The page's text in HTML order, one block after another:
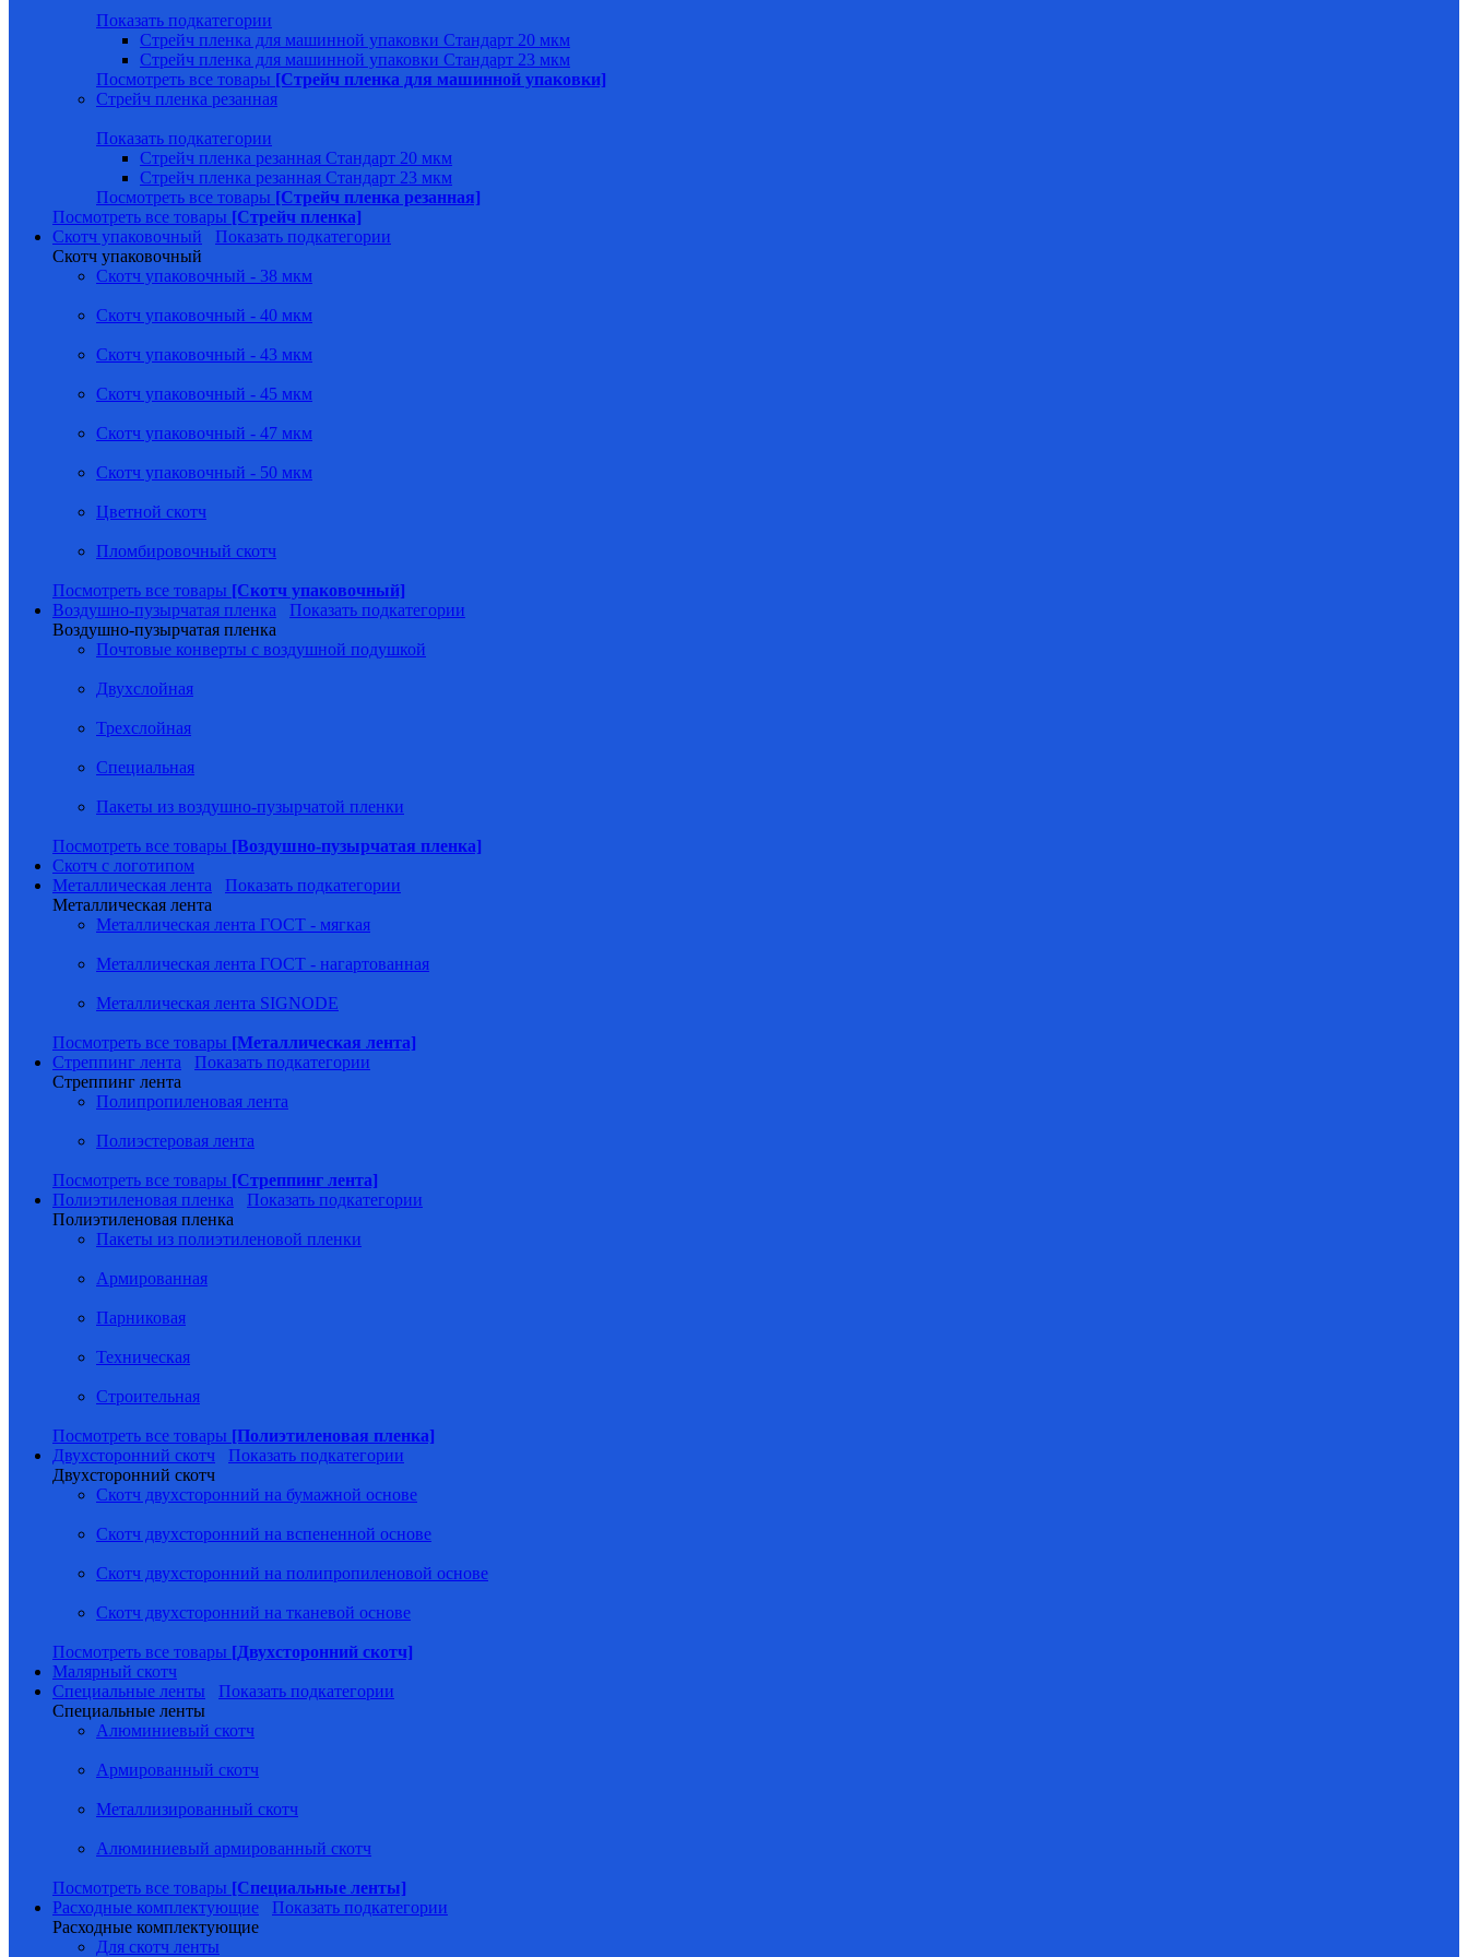
Показать подкатегории
Стрейч пленка для машинной упаковки Стандарт 20 мкм
Стрейч пленка для машинной упаковки Стандарт 23 мкм
Посмотреть все товары [Стрейч пленка для машинной упаковки]
Стрейч пленка резанная
Показать подкатегории
Стрейч пленка резанная Стандарт 20 мкм
Стрейч пленка резанная Стандарт 23 мкм
Посмотреть все товары [Стрейч пленка резанная]
Посмотреть все товары [Стрейч пленка]
Скотч упаковочный
Показать подкатегории
Скотч упаковочный
Скотч упаковочный - 38 мкм
Скотч упаковочный - 40 мкм
Скотч упаковочный - 43 мкм
Скотч упаковочный - 45 мкм
Скотч упаковочный - 47 мкм
Скотч упаковочный - 50 мкм
Цветной скотч
Пломбировочный скотч
Посмотреть все товары [Скотч упаковочный]
Воздушно-пузырчатая пленка
Показать подкатегории
Воздушно-пузырчатая пленка
Почтовые конверты с воздушной подушкой
Двухслойная
Трехслойная
Специальная
Пакеты из воздушно-пузырчатой пленки
Посмотреть все товары [Воздушно-пузырчатая пленка]
Скотч с логотипом
Металлическая лента
Показать подкатегории
Металлическая лента
Металлическая лента ГОСТ - мягкая
Металлическая лента ГОСТ - нагартованная
Металлическая лента SIGNODE
Посмотреть все товары [Металлическая лента]
Стреппинг лента
Показать подкатегории
Стреппинг лента
Полипропиленовая лента
Полиэстеровая лента
Посмотреть все товары [Стреппинг лента]
Полиэтиленовая пленка
Показать подкатегории
Полиэтиленовая пленка
Пакеты из полиэтиленовой пленки
Армированная
Парниковая
Техническая
Строительная
Посмотреть все товары [Полиэтиленовая пленка]
Двухсторонний скотч
Показать подкатегории
Двухсторонний скотч
Скотч двухсторонний на бумажной основе
Скотч двухсторонний на вспененной основе
Скотч двухсторонний на полипропиленовой основе
Скотч двухсторонний на тканевой основе
Посмотреть все товары [Двухсторонний скотч]
Малярный скотч
Специальные ленты
Показать подкатегории
Специальные ленты
Алюминиевый скотч
Армированный скотч
Металлизированный скотч
Алюминиевый армированный скотч
Посмотреть все товары [Специальные ленты]
Расходные комплектующие
Показать подкатегории
Расходные комплектующие
Для скотч ленты